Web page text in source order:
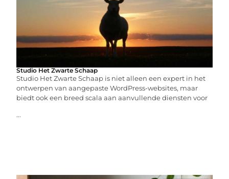
Studio Het Zwarte Schaap
Studio Het Zwarte Schaap is niet alleen een expert in het
ontwerpen van aangepaste WordPress-websites, maar
biedt ook een breed scala aan aanvullende diensten voor
...